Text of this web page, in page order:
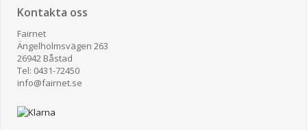
Kontakta oss
Fairnet
Ängelholmsvägen 263
26942 Båstad
Tel: 0431-72450
​info@fairnet.se